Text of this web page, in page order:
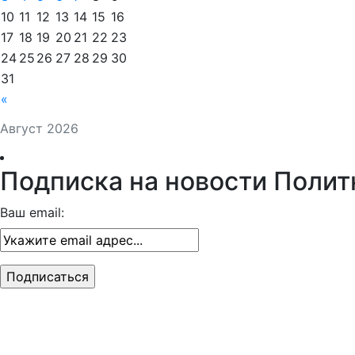
Август 2026
«
10 11 12 13 14 15 16
17 18 19 20 21 22 23
24 25 26 27 28 29 30
31
Подписка на новости
Ваш email: